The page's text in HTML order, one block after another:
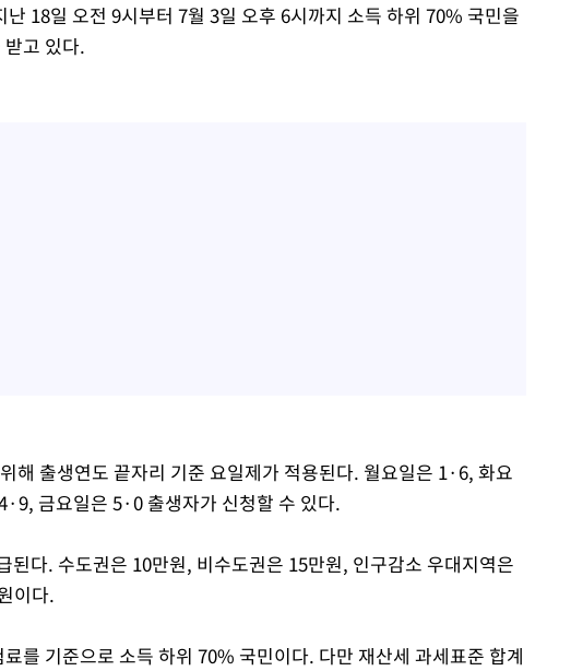
18일 오전 9시부터 7월 3일 오후 6시까지 소득 하위 70% 국민을
고 있다.
해 출생연도 끝자리 기준 요일제가 적용된다. 월요일은 1·6, 화요
금요일은 5·0 출생자가 신청할 수 있다.
된다. 수도권은 10만원, 비수도권은 15만원, 인구감소 우대지역은
이다.
를 기준으로 소득 하위 70% 국민이다. 다만 재산세 과세표준 합계